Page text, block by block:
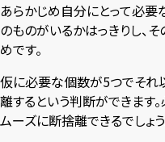
あらかじめ自分にとって必要
のものがいるかはっきりし、
めです。
仮に必要な個数が5つでそれ
離するという判断ができます
ムーズに断捨離できるでしょう